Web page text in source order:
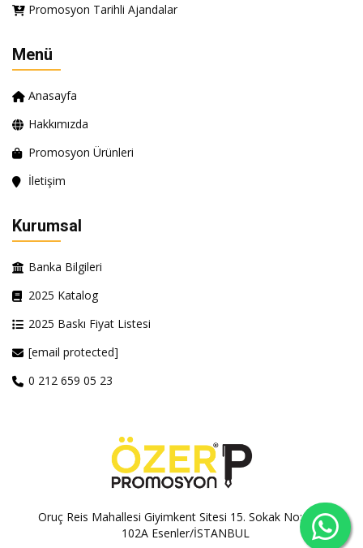
Promosyon Tarihli Ajandalar
Menü
Anasayfa
Hakkımızda
Promosyon Ürünleri
İletişim
Kurumsal
Banka Bilgileri
2025 Katalog
2025 Baskı Fiyat Listesi
[email protected]
0 212 659 05 23
Oruç Reis Mahallesi Giyimkent Sitesi 15. Sokak No:100A-
102A Esenler/İSTANBUL